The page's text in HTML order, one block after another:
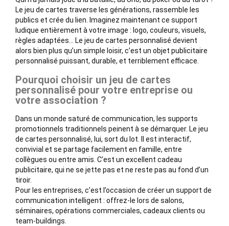
Le jeu de cartes traverse les générations, rassemble les
publics et crée du lien. Imaginez maintenant ce support
ludique entièrement à votre image : logo, couleurs, visuels,
règles adaptées… Le jeu de cartes personnalisé devient
alors bien plus qu’un simple loisir, c’est un objet publicitaire
personnalisé puissant, durable, et terriblement efficace.
Pourquoi choisir un jeu de cartes
personnalisé pour votre entreprise ou
votre association ?
Dans un monde saturé de communication, les supports
promotionnels traditionnels peinent à se démarquer. Le jeu
de cartes personnalisé, lui, sort du lot. Il est interactif,
convivial et se partage facilement en famille, entre
collègues ou entre amis. C’est un excellent cadeau
publicitaire, qui ne se jette pas et ne reste pas au fond d’un
tiroir.
Pour les entreprises, c’est l’occasion de créer un support de
communication intelligent : offrez-le lors de salons,
séminaires, opérations commerciales, cadeaux clients ou
team-buildings.